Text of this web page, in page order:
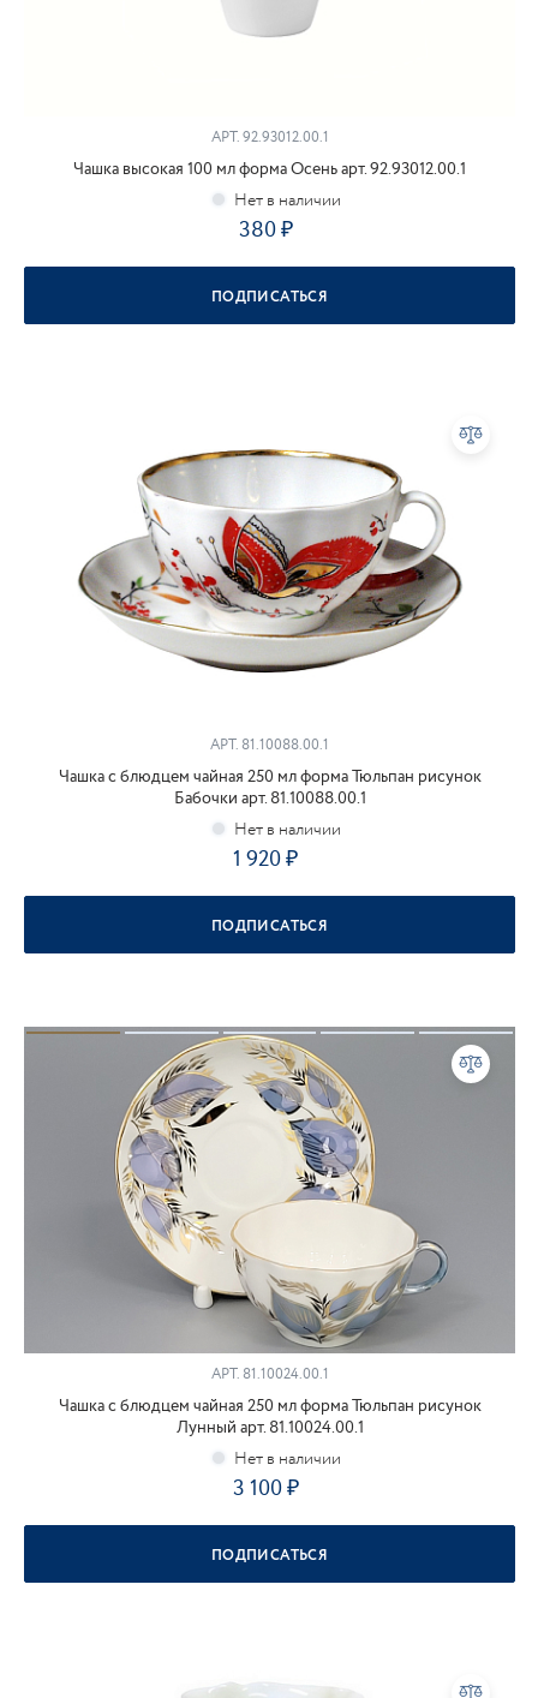
АРТ.92.93012.00.1
Чашка высокая 100 мл форма Осень арт. 92.93012.00.1
380
ПОДПИСАТЬСЯ
АРТ. 81.10088.00.1
Чашка с блюдцем чайная 250 мл форма Тюльпан рисунок
Бабочки арт. 81.10088.00.1
1 920
ПОДПИСАТЬСЯ
АРТ.81.10024.00.1
Чашка с блюдцем чайная 250 мл форма Тюльпан рисунок
Лунный арт. 81.10024.00.1
3 100
ПОДПИСАТЬСЯ